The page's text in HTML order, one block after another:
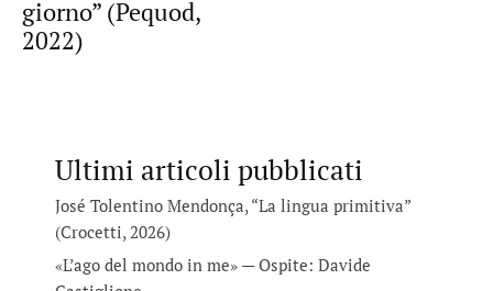
giorno” (Pequod,
2022)
Ultimi articoli pubblicati
José Tolentino Mendonça, “La lingua primitiva”
(Crocetti, 2026)
«L’ago del mondo in me» — Ospite: Davide